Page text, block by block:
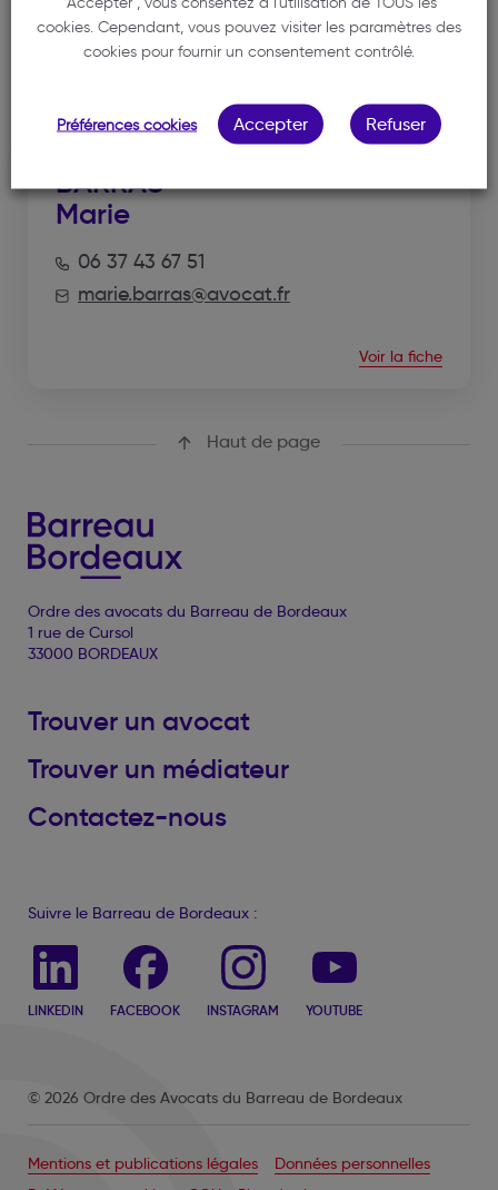
NOTRE MEMBRE
BARRAS
Marie
06 37 43 67 51
marie.barras@avocat.fr
Voir la fiche
Haut de page
Ordre des avocats du Barreau de Bordeaux
1 rue de Cursol
33000 BORDEAUX
Trouver un avocat
Trouver un médiateur
Contactez-nous
Suivre le Barreau de Bordeaux :
LINKEDIN FACEBOOK INSTAGRAM YOUTUBE
© 2026 Ordre des Avocats du Barreau de Bordeaux
Mentions et publications légales
Données personnelles
cookies. Cependant, vous pouvez visiter les paramètres des
cookies pour fournir un consentement contrôlé.
Préférences cookies Accepter Refuser